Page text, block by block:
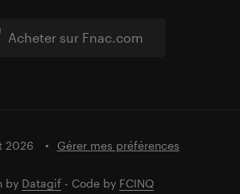
Acheter sur Fnac.com
2026 Gérer mes préférences
by Datagif - Code by FCINQ